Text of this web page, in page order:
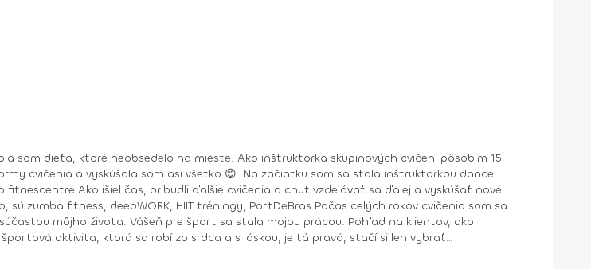
som dieťa, ktoré neobsedelo na mieste. Ako inštruktorka skupinových cvičení pôsobím 15
cvičenia a vyskúšala som asi všetko 😊. Na začiatku som sa stala inštruktorkou dance
išiel čas, pribudli ďalšie cvičenia a chuť vzdelávať sa ďalej a vyskúšať nové
zumba fitness, deepWORK, HIIT tréningy, PortDeBras.Počas celých rokov cvičenia som sa
môjho života. Vášeň pre šport sa stala mojou prácou. Pohľad na klientov, ako
aktivita, ktorá sa robí zo srdca a s láskou, je tá pravá, stačí si len vybrať